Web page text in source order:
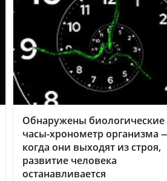
Обнаружены биологические
часы-хронометр организма
когда они выходят из строя,
развитие человека
останавливается